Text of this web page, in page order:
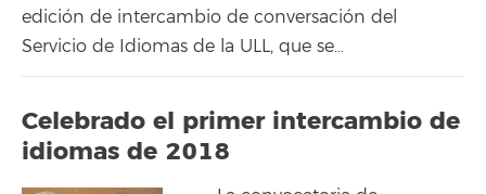
edición de intercambio de conversación del
Servicio de Idiomas de la ULL, que se…
Celebrado el primer intercambio de
idiomas de 2018